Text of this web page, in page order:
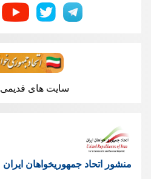
سایت های قدیمی
منشور اتحاد جمهوریخواهان ایران